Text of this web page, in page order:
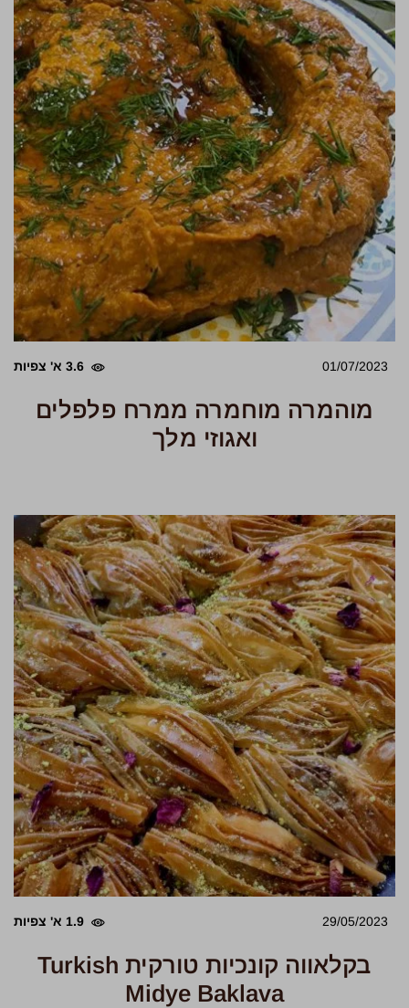
01/07/2023 3.6 א' צפיות
מוהמרה מוחמרה ממרח פלפלים
ואגוזי מלך
29/05/2023 1.9 א' צפיות
בקלאווה קונכיות טורקית Turkish
Midye Baklava